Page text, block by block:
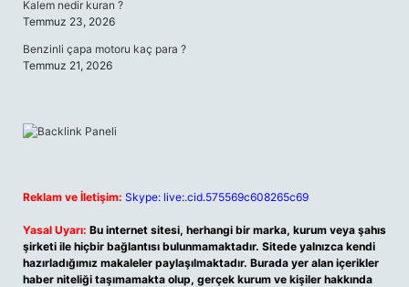
Kalem nedir kuran ?
Temmuz 23, 2026
Benzinli çapa motoru kaç para ?
Temmuz 21, 2026
Reklam ve İletişim: Skype: live:.cid.575569c608265c69
Yasal Uyarı: Bu internet sitesi, herhangi bir marka, kurum veya şahıs
şirketi ile hiçbir bağlantısı bulunmamaktadır. Sitede yalnızca kendi
hazırladığımız makaleler paylaşılmaktadır. Burada yer alan içerikler
haber niteliği taşımamakta olup, gerçek kurum ve kişiler hakkında